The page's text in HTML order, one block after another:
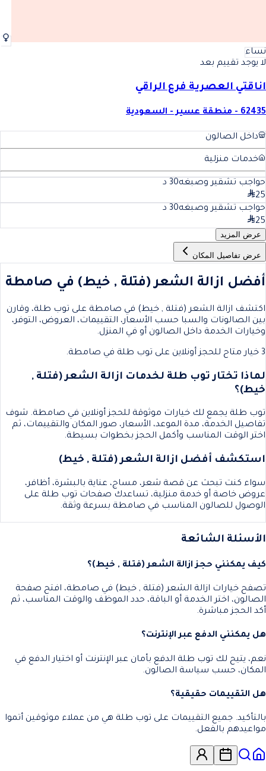
نساء
لا يوجد تقييم بعد
اناقتي العصرية فرع الراقي
62435 - منطقة عسير - السعودية
داخل الصالون
خدمات منزلية
حواجب تشقير وصبغه30 د
25
حواجب تشقير وصبغه30 د
25
عرض المزيد
عرض تفاصيل المكان
أفضل ازالة الشعر (فتلة , خيط) في صامطة
اكتشف ازالة الشعر (فتلة , خيط) في صامطة على توب طلة، وقارن
بين الصالونات والسبا حسب الأسعار، التقييمات، العروض، التوفر،
وخيارات الخدمة داخل الصالون أو في المنزل.
3 خيار متاح للحجز أونلاين على توب طلة في صامطة.
لماذا تختار توب طلة لخدمات ازالة الشعر (فتلة ,
خيط)؟
توب طلة يجمع لك خيارات موثوقة للحجز أونلاين في صامطة. شوف
تفاصيل الخدمة، مدة الموعد، الأسعار، صور المكان والتقييمات، ثم
اختر الوقت المناسب وأكمل الحجز بخطوات بسيطة.
استكشف أفضل ازالة الشعر (فتلة , خيط)
سواء كنت تبحث عن قصة شعر، مساج، عناية بالبشرة، أظافر،
عروض خاصة أو خدمة منزلية، تساعدك صفحات توب طلة على
الوصول للصالون المناسب في صامطة بسرعة وثقة.
الأسئلة الشائعة
كيف يمكنني حجز ازالة الشعر (فتلة , خيط)؟
تصفح خيارات ازالة الشعر (فتلة , خيط) في صامطة، افتح صفحة
الصالون، اختر الخدمة أو الباقة، حدد الموظف والوقت المناسب، ثم
أكد الحجز مباشرة.
هل يمكنني الدفع عبر الإنترنت؟
نعم، يتيح لك توب طلة الدفع بأمان عبر الإنترنت أو اختيار الدفع في
المكان، حسب سياسة الصالون.
هل التقييمات حقيقية؟
بالتأكيد. جميع التقييمات على توب طلة هي من عملاء موثوقين أتموا
مواعيدهم بالفعل.